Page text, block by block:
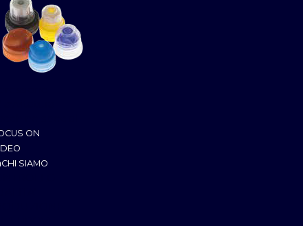
ON
CHI SIAMO